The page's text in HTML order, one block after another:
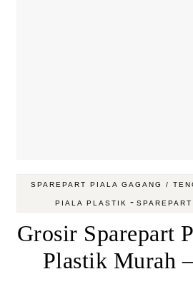
SPAREPART PIALA GAGANG /
PIALA PLASTIK -
Grosir Sparepart
Plastik Murah